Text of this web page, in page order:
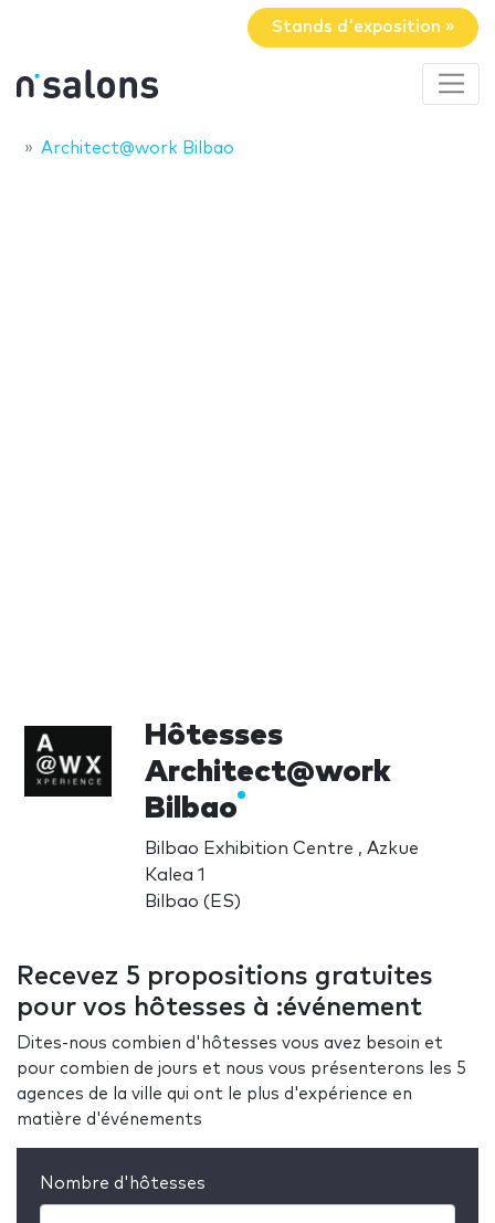
Stands d'exposition »
Architect@work Bilbao
Hôtesses
Architect@work
Bilbao
Bilbao Exhibition Centre , Azkue
Kalea 1
Bilbao (ES)
Recevez 5 propositions gratuites
pour vos hôtesses à :événement
Dites-nous combien d'hôtesses vous avez besoin et
pour combien de jours et nous vous présenterons les 5
agences de la ville qui ont le plus d'expérience en
matière d'événements
Nombre d'hôtesses